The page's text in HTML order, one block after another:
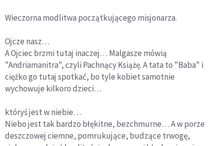
Wieczorna modlitwa początkującego misjonarza.
Ojcze nasz…
A Ojciec brzmi tutaj inaczej… Malgasze mówią
"Andriamanitra", czyli Pachnący Książę. A tata to "Baba" i
ciężko go tutaj spotkać, bo tyle kobiet samotnie
wychowuje kilkoro dzieci…
któryś jest w niebie…
Niebo jest tak bardzo błękitne, bezchmurne… A w porze
deszczowej ciemne, pomrukujące, budzące trwogę,